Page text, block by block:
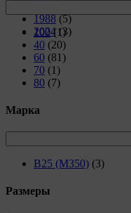
1988 (5)
2024 (3)
100 (1)
40 (20)
60 (81)
70 (1)
80 (7)
Марка
В25 (М350) (3)
Размеры